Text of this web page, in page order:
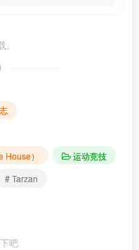
）
运动竞技
# Tarzan
吧